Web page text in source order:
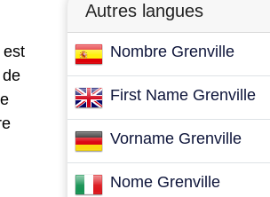
est
Autres langues
Nombre Grenville
First Name Grenville
Vorname Grenville
Nome Grenville